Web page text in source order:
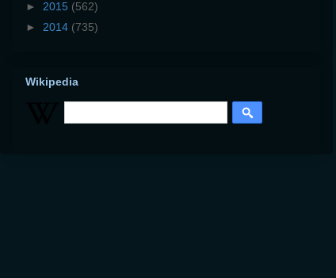
► 2015 (562)
► 2014 (735)
Wikipedia